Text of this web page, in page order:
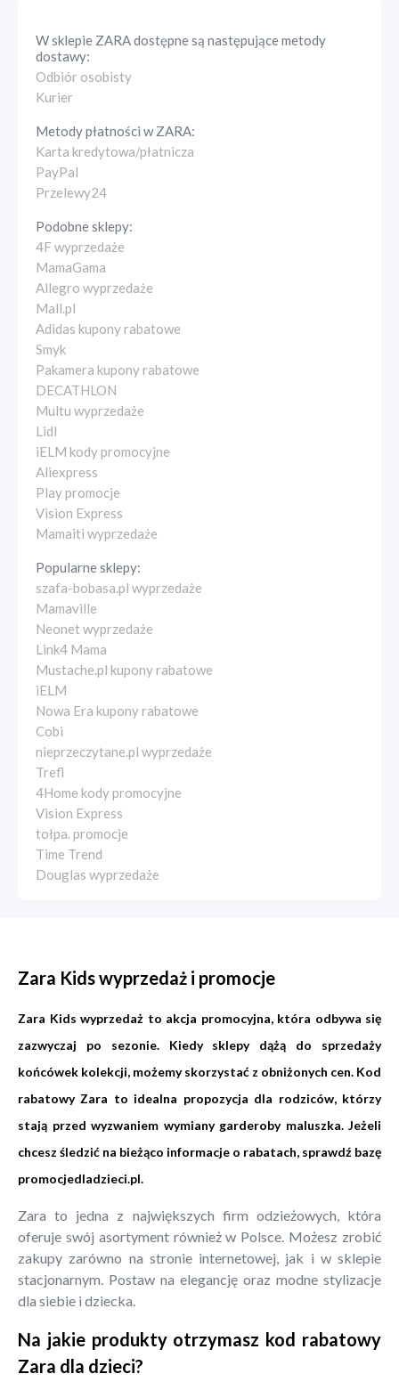
W sklepie ZARA dostępne są następujące metody
dostawy:
Odbiór osobisty
Kurier
Metody płatności wZARA:
Karta kredytowa/płatnicza
PayPal
Przelewy24
Podobne sklepy:
4F wyprzedaże
MamaGama
Allegro wyprzedaże
Mall.pl
Adidas kupony rabatowe
Smyk
Pakamera kupony rabatowe
DECATHLON
Multu wyprzedaże
Lidl
iELM kody promocyjne
Aliexpress
Play promocje
Vision Express
Mamaiti wyprzedaże
Popularne sklepy:
szafa-bobasa.pl wyprzedaże
Mamaville
Neonet wyprzedaże
Link4 Mama
Mustache.pl kupony rabatowe
iELM
Nowa Era kupony rabatowe
Cobi
nieprzeczytane.pl wyprzedaże
Trefl
4Home kody promocyjne
Vision Express
tołpa. promocje
Time Trend
Douglas wyprzedaże
Zara Kids wyprzedaż i promocje
Zara Kids wyprzedaż to akcja promocyjna, która odbywa się
zazwyczaj po sezonie. Kiedy sklepy dążą do sprzedaży
końcówek kolekcji, możemy skorzystać z obniżonych cen. Kod
rabatowy Zara to idealna propozycja dla rodziców, którzy
stają przed wyzwaniem wymiany garderoby maluszka. Jeżeli
chcesz śledzić na bieżąco informacje o rabatach, sprawdź bazę
promocjedladzieci.pl.
Zara to jedna z największych firm odzieżowych, która
oferuje swój asortyment również w Polsce. Możesz zrobić
zakupy zarówno na stronie internetowej, jak i w sklepie
stacjonarnym. Postaw na elegancję oraz modne stylizacje
dla siebie i dziecka.
Na jakie produkty otrzymasz kod rabatowy
Zara dla dzieci?